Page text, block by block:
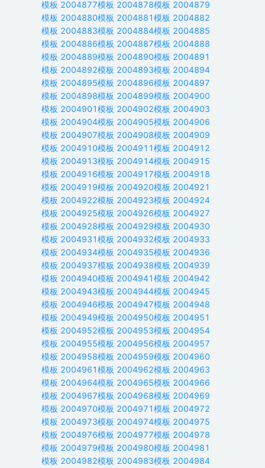
模板 2004877模板 2004878模板 2004879
模板 2004880模板 2004881模板 2004882
模板 2004883模板 2004884模板 2004885
模板 2004886模板 2004887模板 2004888
模板 2004889模板 2004890模板 2004891
模板 2004892模板 2004893模板 2004894
模板 2004895模板 2004896模板 2004897
模板 2004898模板 2004899模板 2004900
模板 2004901模板 2004902模板 2004903
模板 2004904模板 2004905模板 2004906
模板 2004907模板 2004908模板 2004909
模板 2004910模板 2004911模板 2004912
模板 2004913模板 2004914模板 2004915
模板 2004916模板 2004917模板 2004918
模板 2004919模板 2004920模板 2004921
模板 2004922模板 2004923模板 2004924
模板 2004925模板 2004926模板 2004927
模板 2004928模板 2004929模板 2004930
模板 2004931模板 2004932模板 2004933
模板 2004934模板 2004935模板 2004936
模板 2004937模板 2004938模板 2004939
模板 2004940模板 2004941模板 2004942
模板 2004943模板 2004944模板 2004945
模板 2004946模板 2004947模板 2004948
模板 2004949模板 2004950模板 2004951
模板 2004952模板 2004953模板 2004954
模板 2004955模板 2004956模板 2004957
模板 2004958模板 2004959模板 2004960
模板 2004961模板 2004962模板 2004963
模板 2004964模板 2004965模板 2004966
模板 2004967模板 2004968模板 2004969
模板 2004970模板 2004971模板 2004972
模板 2004973模板 2004974模板 2004975
模板 2004976模板 2004977模板 2004978
模板 2004979模板 2004980模板 2004981
模板 2004982模板 2004983模板 2004984